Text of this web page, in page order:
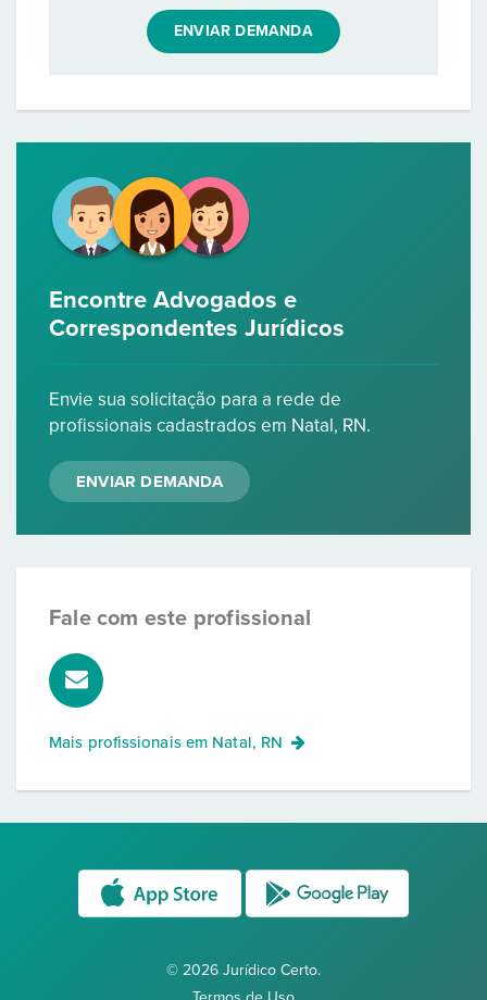
ENVIAR DEMANDA
Encontre Advogados e
Correspondentes Jurídicos
Envie sua solicitação para a rede de
profissionais cadastrados em Natal, RN.
ENVIAR DEMANDA
Fale com este profissional
Mais profissionais em Natal, RN
© 2026 Jurídico Certo.